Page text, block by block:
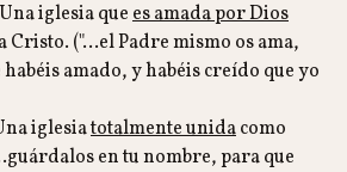
iglesia quees amada por Dios
Cristo. ("…el Padre mismo os ama,
amado, y habéis creído que yo
iglesiatotalmente unidacomo
en tu nombre, para que